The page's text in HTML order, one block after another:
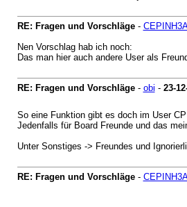
RE: Fragen und Vorschläge-
Nen Vorschlag hab ich noch:
Das man hier auch andere User als
RE: Fragen und Vorschläge- obi - 23-
So eine Funktion gibt es doch im User
Jedenfalls für Board Freunde und das
Unter Sonstiges -> Freundes und
RE: Fragen und Vorschläge-